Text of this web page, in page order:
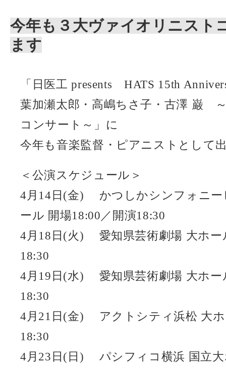
今年も３大ヴァイオリニスト
ます
「日医工 presents HATS 15th
葉加瀬太郎・高嶋ちさ子・古澤 巌
コンサート～」に
今年も音楽監督・ピアニストとして
＜公演スケジュール＞
4月14日(金) かつしかシンフォニー
ール 開場18:00／開演18:30
4月18日(火) 愛知県芸術劇場 大ホー
18:30
4月19日(水) 愛知県芸術劇場 大ホー
18:30
4月21日(金) アクトシティ浜松 大ホ
18:30
4月23日(日) パシフィコ横浜 国立大